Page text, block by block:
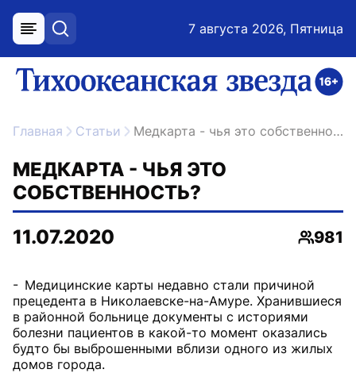
меню поиск 7 августа 2026, Пятница
ссылка на главную
Главная Статьи Медкарта - чья это собственность?
МЕДКАРТА - ЧЬЯ ЭТО
СОБСТВЕННОСТЬ?
11.07.2020
981
- Медицинские карты недавно стали причиной
прецедента в Николаевске-на-Амуре. Хранившиеся
в районной больнице документы с историями
болезни пациентов в какой-то момент оказались
будто бы выброшенными вблизи одного из жилых
домов города.